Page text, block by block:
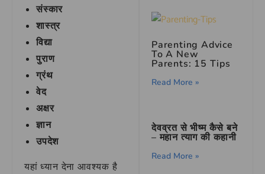
संस्कार
शास्त्र
विद्या
पुराण
ग्रंथ
वेद
अक्षर
ज्ञान
उपदेश
यहां ध्यान देना आवश्यक है
Parenting Advice
To A New
Parents: 15 Tips
Read More »
देवव्रत से भीष्म कैसे बने
– महान त्याग की कहानी
Read More »